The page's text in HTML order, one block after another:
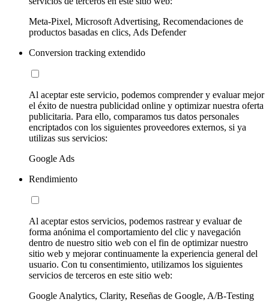
Meta-Pixel, Microsoft Advertising, Recomendaciones de
productos basadas en clics, Ads Defender
Conversion tracking extendido
Al aceptar este servicio, podemos comprender y evaluar mejor
el éxito de nuestra publicidad online y optimizar nuestra oferta
publicitaria. Para ello, comparamos tus datos personales
encriptados con los siguientes proveedores externos, si ya
utilizas sus servicios:
Google Ads
Rendimiento
Al aceptar estos servicios, podemos rastrear y evaluar de
forma anónima el comportamiento del clic y navegación
dentro de nuestro sitio web con el fin de optimizar nuestro
sitio web y mejorar continuamente la experiencia general del
usuario. Con tu consentimiento, utilizamos los siguientes
servicios de terceros en este sitio web:
Google Analytics, Clarity, Reseñas de Google, A/B-Testing